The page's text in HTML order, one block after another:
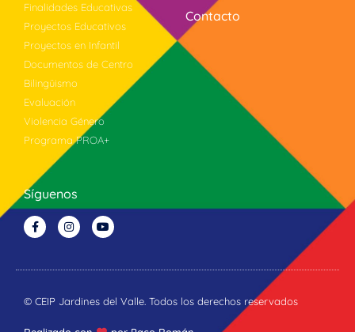
Finalidades Educativas
Proyectos Educativos
Proyectos en Infantil
Documentos de Centro
Bilingüismo
Evaluación
Violencia Género
Programa PROA+
Contacto
Síguenos
© CEIP Jardines del Valle. Todos los derechos reservados